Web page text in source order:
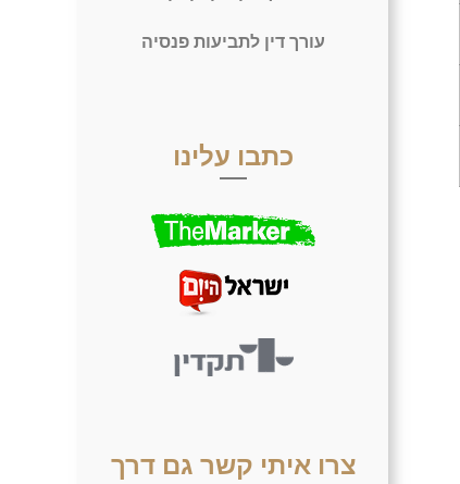
עורך דין לתביעות פנסיה
כתבו עלינו
צרו איתי קשר גם דרך